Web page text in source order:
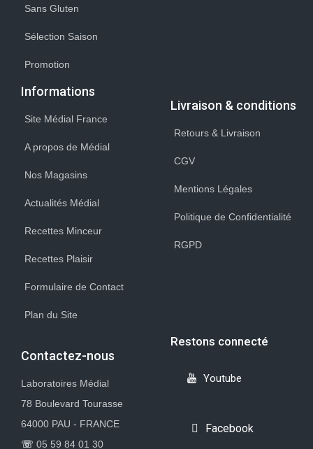
Sans Gluten
Sélection Saison
Promotion
Informations
Site Médial France
A propos de Médial
Nos Magasins
Actualités Médial
Recettes Minceur
Recettes Plaisir
Formulaire de Contact
Plan du Site
Livraison & conditions
Retours & Livraison
CGV
Mentions Légales
Politique de Confidentialité
RGPD
Contactez-nous
Laboratoires Médial
78 Boulevard Tourasse
64000 PAU - FRANCE
☏ 05 59 84 01 30
Restons connecté
Youtube
Facebook